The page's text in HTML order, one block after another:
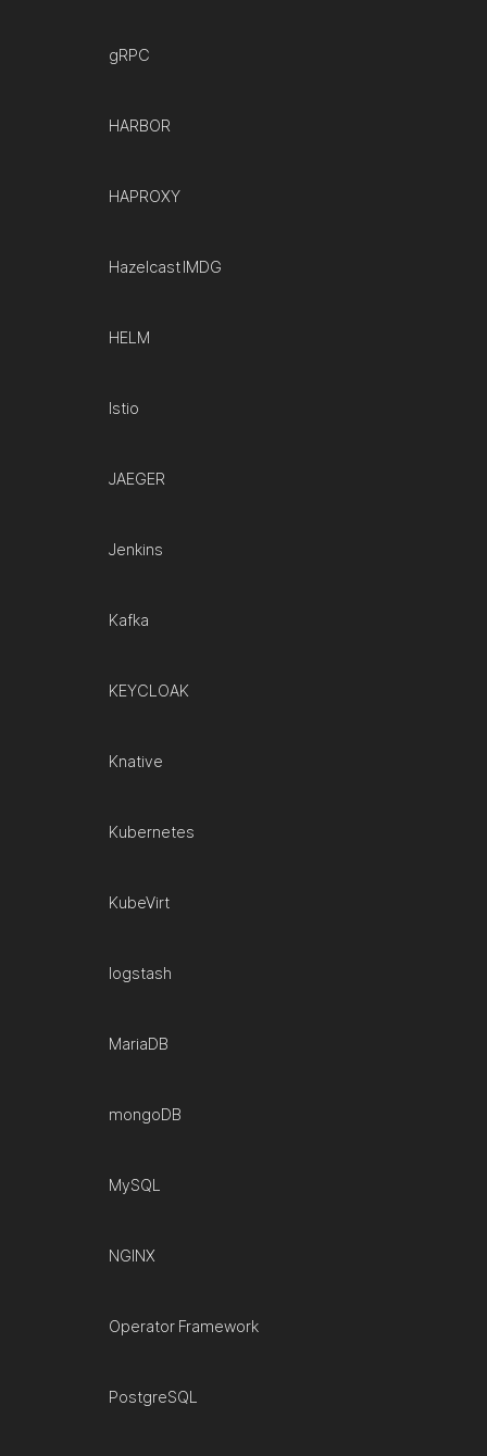
gRPC
HARBOR
HAPROXY
Hazelcast IMDG
HELM
Istio
JAEGER
Jenkins
Kafka
KEYCLOAK
Knative
Kubernetes
KubeVirt
logstash
MariaDB
mongoDB
MySQL
NGINX
Operator Framework
PostgreSQL